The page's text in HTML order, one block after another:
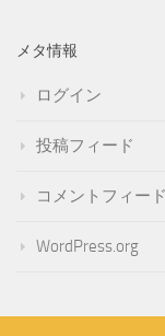
メタ情報
ログイン
投稿フィード
コメントフィード
WordPress.org